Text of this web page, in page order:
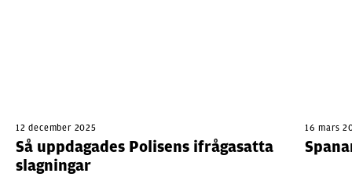
12 december 2025
Så uppdagades Polisens ifrågasatta
slagningar
16 mars